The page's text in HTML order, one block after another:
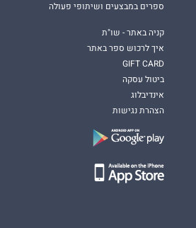
ספרים במבצעים ושיתופי פעולה
קניה באתר - שו"ת
איך לרכוש ספר באתר
GIFT CARD
ביטול עסקה
אינדיבלוג
הצהרת נגישות